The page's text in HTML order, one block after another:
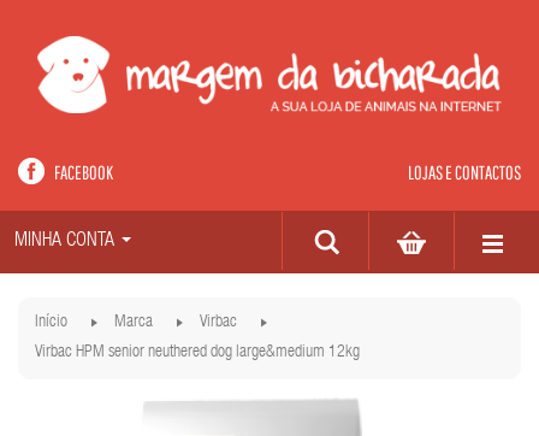
LOJAS E CONTACTOS
FACEBOOK
MINHA CONTA
Início Marca
Virbac
Virbac HPM senior neuthered dog large&medium 12kg